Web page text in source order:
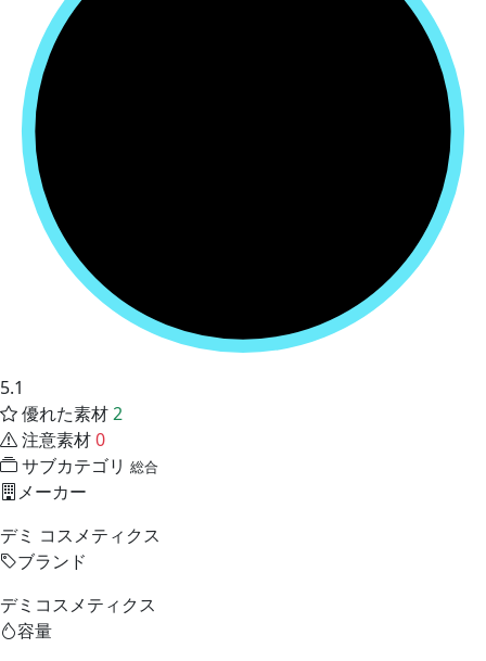
5.1
優れた素材2
注意素材0
サブカテゴリ 総合
メーカー
デミ コスメティクス
ブランド
デミコスメティクス
容量